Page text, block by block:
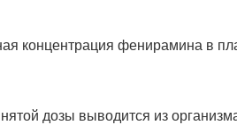
концентрация фенирамина в
дозы выводится из